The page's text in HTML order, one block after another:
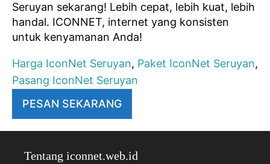
Seruyan sekarang! Lebih cepat, lebih kuat, lebih
handal. ICONNET, internet yang konsisten
untuk kenyamanan Anda!
Harga IconNet Seruyan, Paket IconNet Seruyan,
Pasang IconNet Seruyan
PESAN SEKARANG
Tentang iconnet.web.id